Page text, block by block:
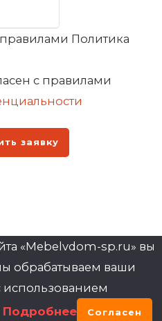
Политика
с правилами
заявку
«Mebelvdom-sp.ru» вы
обрабатываем ваши
Подробнее Согласен